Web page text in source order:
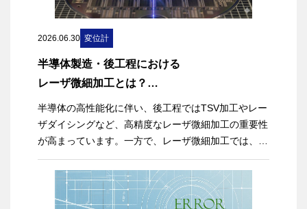
法や、安定した測定を行うためのポイント、取得した
変位データから振動の周波数を解析する方法について
解説します。
【この記事でわかること】
・レーザ変位計で振動を測定する仕組み
・振動を安定して測定するためのポイント
・変位データから振動の周波数を求めるFFT解析の基
礎
・振動測定に適したレーザ変位計の選び方
2026.06.30 変位計
半導体製造・後工程における
レーザ微細加工とは？
距離管理の課題とレーザ変位計の活用
半導体の高性能化に伴い、後工程ではTSV加工やレー
ザダイシングなど、高精度なレーザ微細加工の重要性
が高まっています。一方で、レーザ微細加工では、レ
ーザヘッドと加工対象との距離がわずかに変化するだ
けでも、加工精度や歩留まりに大きな影響を及ぼしま
す。そのため、加工中の距離を高精度かつリアルタイ
ムに測定・制御することが重要です。